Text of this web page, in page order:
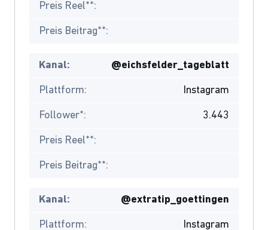
Preis Reel**:
Preis Beitrag**:
Kanal: @eichsfelder_tageblatt
Plattform: Instagram
Follower*: 3.443
Preis Reel**:
Preis Beitrag**:
Kanal: @extratip_goettingen
Plattform: Instagram